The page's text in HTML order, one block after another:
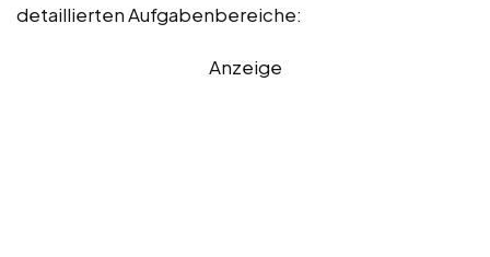
detaillierten Aufgabenbereiche:
Anzeige